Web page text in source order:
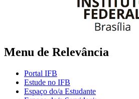
Menu de Relevância
Portal IFB
Estude no IFB
Espaço do/a Estudante